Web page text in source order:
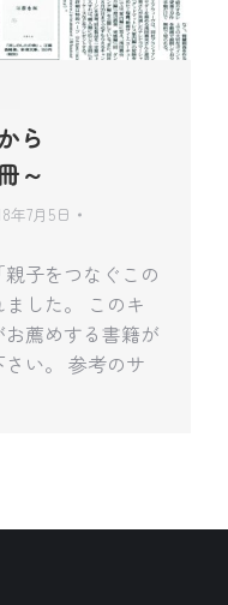
ら
～
年7月5日
子をつなぐこの
した。 このキ
薦めする書籍が
い。 参考のサ